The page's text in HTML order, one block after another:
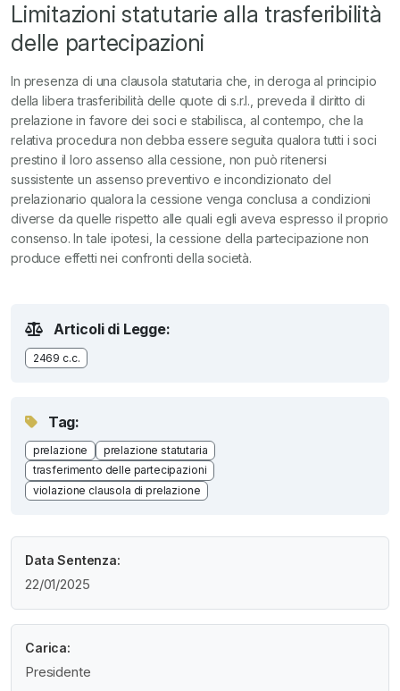
Limitazioni statutarie alla trasferibilità
delle partecipazioni
In presenza di una clausola statutaria che, in deroga al principio
della libera trasferibilità delle quote di s.r.l., preveda il diritto di
prelazione in favore dei soci e stabilisca, al contempo, che la
relativa procedura non debba essere seguita qualora tutti i soci
prestino il loro assenso alla cessione, non può ritenersi
sussistente un assenso preventivo e incondizionato del
prelazionario qualora la cessione venga conclusa a condizioni
diverse da quelle rispetto alle quali egli aveva espresso il proprio
consenso. In tale ipotesi, la cessione della partecipazione non
produce effetti nei confronti della società.
Articoli di Legge:
2469 c.c.
Tag:
prelazione
prelazione statutaria
trasferimento delle partecipazioni
violazione clausola di prelazione
Data Sentenza:
22/01/2025
Carica:
Presidente